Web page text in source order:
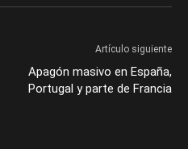
Artículo siguiente
Apagón masivo en España,
Portugal y parte de Francia